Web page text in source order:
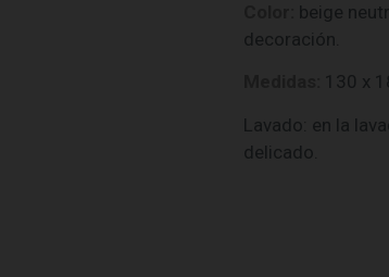
beige
decoración.
130 x
Lavado: en la
delicado.